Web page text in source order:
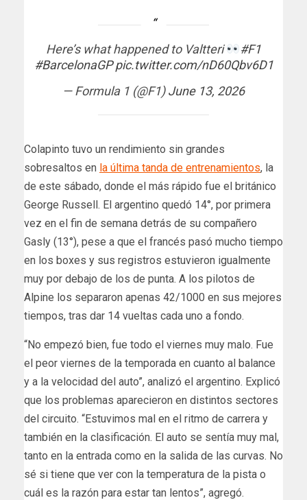
Here’s what happened to Valtteri
#F1
#BarcelonaGP pic.twitter.com/nD60Qbv6D1
— Formula 1 (@F1)June 13, 2026
Colapinto tuvo un rendimiento sin grandes
sobresaltos en la última tanda de entrenamientos, la
de este sábado, donde el más rápido fue el británico
George Russell. El argentino quedó 14°, por primera
vez en el fin de semana detrás de su compañero
Gasly (13°), pese a que el francés pasó mucho tiempo
en los boxes y sus registros estuvieron igualmente
muy por debajo de los de punta. A los pilotos de
Alpine los separaron apenas 42/1000 en sus mejores
tiempos, tras dar 14 vueltas cada uno a fondo.
“No empezó bien, fue todo el viernes muy malo. Fue
el peor viernes de la temporada en cuanto al balance
y a la velocidad del auto”, analizó el argentino. Explicó
que los problemas aparecieron en distintos sectores
del circuito. “Estuvimos mal en el ritmo de carrera y
también en la clasificación. El auto se sentía muy mal,
tanto en la entrada como en la salida de las curvas. No
sé si tiene que ver con la temperatura de la pista o
cuál es la razón para estar tan lentos”, agregó.